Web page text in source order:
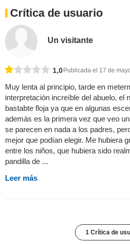
Crítica de usuario
Un visitante
1,0Publicada el 17 de
Muy lenta al principio, tarde en
interpretación increíble del abuelo, el
bastabte floja ya que en algunas
además es la primera vez que veo
se parecen en nada a los padres,
mejor que podían elegir. Me hubiera
entre los niños, que hubiera sido
pandilla de ...
Leer más
1 Crítica de